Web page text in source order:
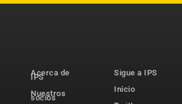
Acerca de
IPS
Nuestros
socios
Sigue a IPS
Inicio